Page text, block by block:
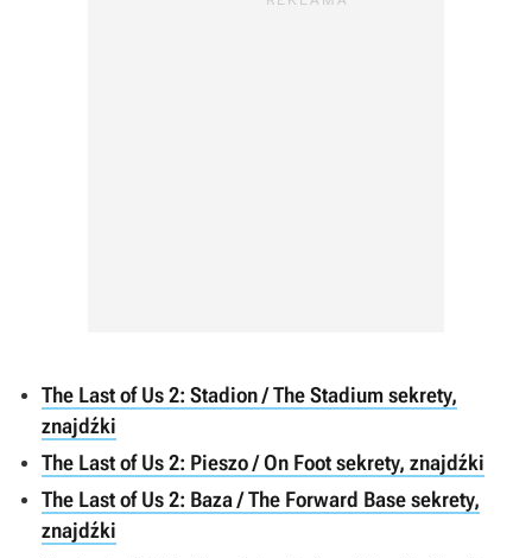
The Last of Us 2: Stadion / The Stadium sekrety,
znajdźki
The Last of Us 2: Pieszo / On Foot sekrety, znajdźki
The Last of Us 2: Baza / The Forward Base sekrety,
znajdźki